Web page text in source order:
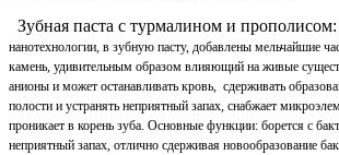
Зубная паста с турмалином и
нанотехнологии, в зубную пасту, добавлены мельчайшие
камень, удивительным образом влияющий на живые
анионы и может останавливать кровь, сдерживать
полости и устранять неприятный запах, снабжает
проникает в корень зуба. Основные функции: борется с
неприятный запах, отлично сдерживая новообразование